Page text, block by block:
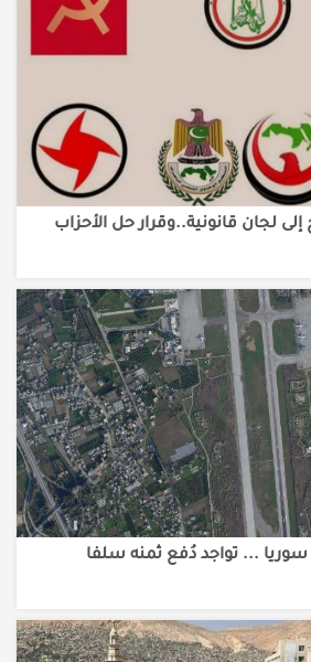
إلى لجان قانونية..وقرار حل الأحزاب
... تواجد دُفع ثمنه سلفا